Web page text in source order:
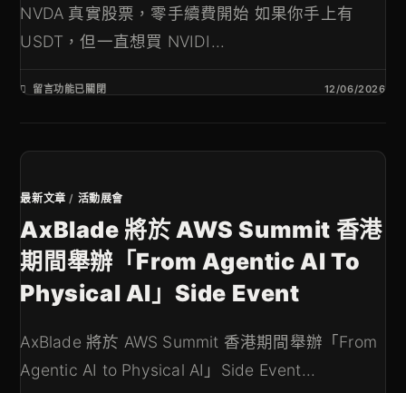
NVDA 真實股票，零手續費開始 如果你手上有
USDT，但一直想買 NVIDI...
留言功能已關閉 12/06/2026
最新文章 / 活動展會
AxBlade 將於 AWS Summit 香港
期間舉辦「From Agentic AI To
Physical AI」Side Event
AxBlade 將於 AWS Summit 香港期間舉辦「From
Agentic AI to Physical AI」Side Event...